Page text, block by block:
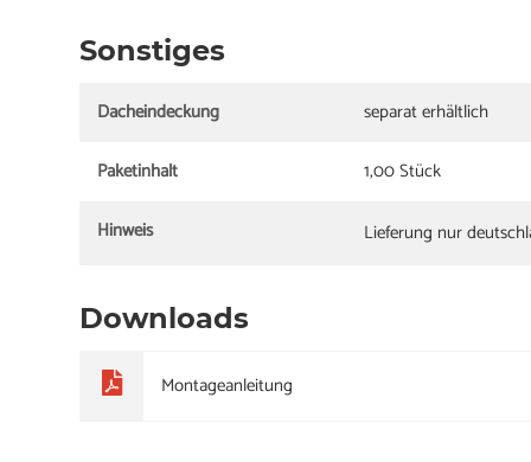
Sonstiges
Dacheindeckung
separat erhältlich
Paketinhalt
1,00 Stück
Hinweis
Lieferung nur
Downloads
Montageanleitung